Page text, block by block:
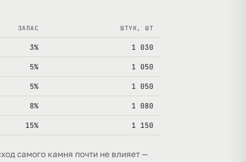
ЗАПАС ШТУК, ШТ
3% 1 030
5% 1 050
5% 1 050
8% 1 080
15% 1 150
самого камня почти не влияет —